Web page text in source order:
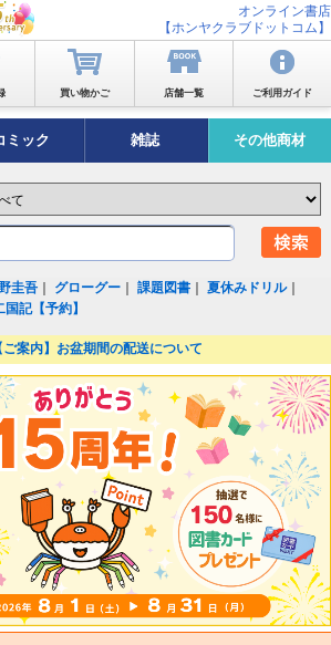
オンライン書店
【ホンヤクラブドットコム】
買い物かご 店舗一覧 ご利用ガイド
ミック 雑誌 その他商材
圭吾 グローグー ｜課題図書 ｜夏休みドリル｜
国記【予約】
ご案内】お盆期間の配送について